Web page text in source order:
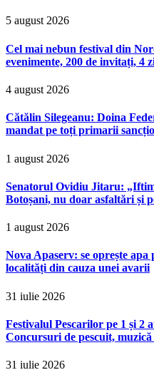
5 august 2026
Cel mai nebun festival din
evenimente, 200 de invitați, 4
4 august 2026
Cătălin Silegeanu: Doina
mandat pe toți primarii
1 august 2026
Senatorul Ovidiu Jitaru:
Botoșani, nu doar asfaltări și
1 august 2026
Nova Apaserv: se oprește
localități din cauza unei avarii
31 iulie 2026
Festivalul Pescarilor pe 1 și 2
Concursuri de pescuit,
31 iulie 2026